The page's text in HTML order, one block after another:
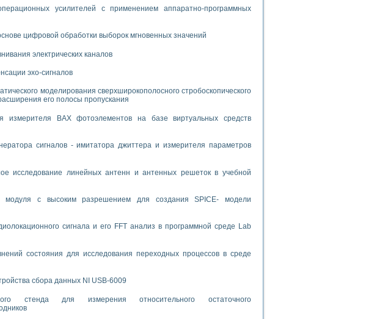
средах
и построению диаграммы направленности
специалистов по пищевой инженерии
подготовки инженеров-неэлектриков
и микропроцессоры приборных комплексов» на основе Multisim
магнитных величин
Петля гистерезиса» с использованием графической среды программирования LabVIEW
/ имитатор оконечного устройства по интерфейсу RS232
лабораторного практикума
вольтметра
и оптических монокристаллов
усилителей с применением аппаратно-программных
цифровой обработки выборок мгновенных значений
электрических каналов
эхо-сигналов
моделирования сверхширокополосного стробоскопического
его полосы пропускания
измерителя ВАХ фотоэлементов на базе виртуальных средств
сигналов - имитатора джиттера и измерителя параметров
исследование линейных антенн и антенных решеток в учебной
модуля с высоким разрешением для создания SPICE- модели
сигнала и его FFT анализ в программной среде Lab
состояния для исследования переходных процессов в среде
сбора данных NI USB-6009
стенда для измерения относительного остаточного